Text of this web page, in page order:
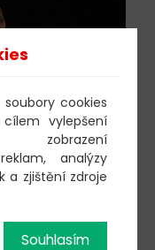
271
cookies
vylepšení
zobrazení
analýzy
a zjištění zdroje
Souhlasím